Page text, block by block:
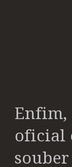
Enfim,
oficial